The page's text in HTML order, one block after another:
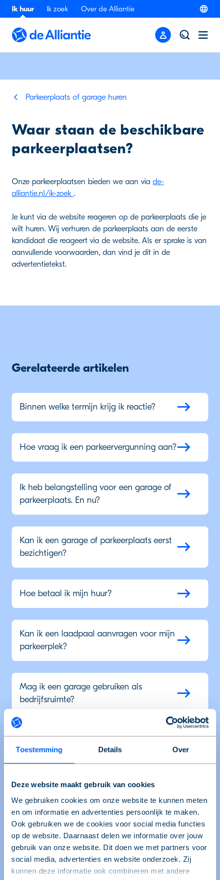
Toestemming Details Over
Deze website maakt gebruik van cookies
We gebruiken cookies om onze website te kunnen meten
en om informatie en advertenties persoonlijk te maken.
Ook gebruiken we de cookies voor social media functies
op de website. Daarnaast delen we informatie over jouw
gebruik van onze website. Dit doen we met partners voor
social media, advertenties en website onderzoek. Zij
kunnen deze informatie ook combineren met andere
Ik huur Ik zoek Over de Alliantie
Parkeerplaats of garage huren
Waar staan de beschikbare
parkeerplaatsen?
Onze parkeerplaatsen bieden we aan via de-
alliantie.nl/ik-zoek .
Je kunt via de website reageren op de parkeerplaats die je
wilt huren. Wij verhuren de parkeerplaats aan de eerste
kandidaat die reageert via de website. Als er sprake is van
aanvullende voorwaarden, dan vind je dit in de
advertentietekst.
Gerelateerde artikelen
Binnen welke termijn krijg ik reactie?
Hoe vraag ik een parkeervergunning aan?
Ik heb belangstelling voor een garage of
parkeerplaats. En nu?
Kan ik een garage of parkeerplaats eerst
bezichtigen?
Hoe betaal ik mijn huur?
Kan ik een laadpaal aanvragen voor mijn
parkeerplek?
Mag ik een garage gebruiken als
bedrijfsruimte?
Wanneer is de huurovereenkomst
definitief?
Hebben de garages een aansluiting voor
elektra?